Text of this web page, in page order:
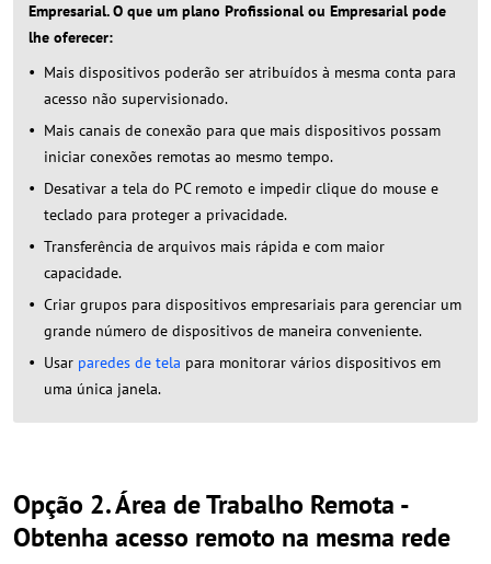
Empresarial. O que um plano Profissional ou Empresarial pode
lhe oferecer:
Mais dispositivos poderão ser atribuídos à mesma conta para
acesso não supervisionado.
Mais canais de conexão para que mais dispositivos possam
iniciar conexões remotas ao mesmo tempo.
Desativar a tela do PC remoto e impedir clique do mouse e
teclado para proteger a privacidade.
Transferência de arquivos mais rápida e com maior
capacidade.
Criar grupos para dispositivos empresariais para gerenciar um
grande número de dispositivos de maneira conveniente.
Usar paredes de tela para monitorar vários dispositivos em
uma única janela.
Opção 2. Área de Trabalho Remota -
Obtenha acesso remoto na mesma rede